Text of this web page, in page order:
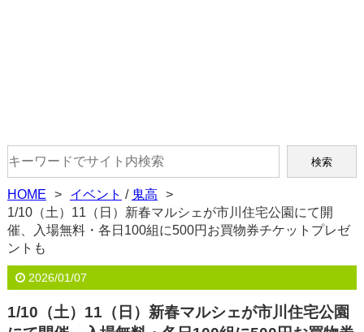
HOME イベント / 鬼高
1/10（土）11（日）新春マルシェが市川住宅公園にて開
催、入場無料・各日100組に500円お買物券チケットプレゼ
ントも
2026/01/07
1/10（土）11（日）新春マルシェが市川住宅公園